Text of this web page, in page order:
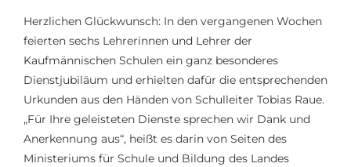
Herzlichen Glückwunsch: In den vergangenen Wochen
feierten sechs Lehrerinnen und Lehrer der
Kaufmännischen Schulen ein ganz besonderes
Dienstjubiläum und erhielten dafür die entsprechenden
Urkunden aus den Händen von Schulleiter Tobias Raue.
„Für Ihre geleisteten Dienste sprechen wir Dank und
Anerkennung aus“, heißt es darin von Seiten des
Ministeriums für Schule und Bildung des Landes